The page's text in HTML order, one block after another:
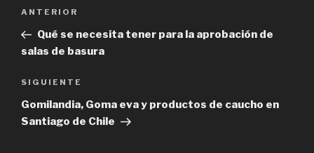
entradas
Previous
Post
ANTERIOR
Qué se necesita tener para la aprobación de
salas de basura
Next
Post
SIGUIENTE
Gomilandia, Goma eva y productos de caucho en
Santiago de Chile